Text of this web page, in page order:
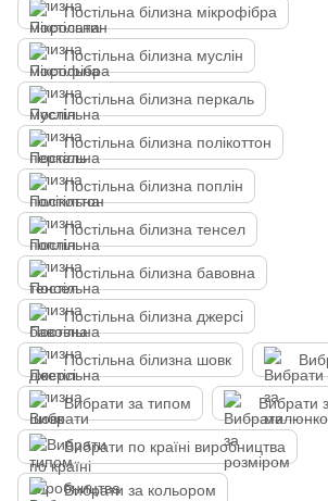
Постільна білизна мікрофібра
Постільна білизна муслін
Постільна білизна перкаль
Постільна білизна полікоттон
Постільна білизна поплін
Постільна білизна тенсел
Постільна білизна бавовна
Постільна білизна джерсі
Постільна білизна шовк
Вибрати за типом Вибрати
Вибрати по країні виробництва
Вибрати за кольором